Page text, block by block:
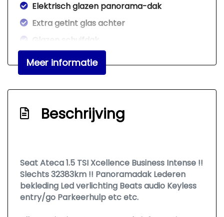
Elektrisch glazen panorama-dak
Extra getint glas achter
Glazen schuifdak
Koplampreiniging
Led achterlichten
Led dagrijverlichting
Led koplampen
Lichtmetalen velgen 18"
Panoramadak
Parkeer assistent
Parkeersensor achter
Meer informatie
Beschrijving
Seat Ateca 1.5 TSI Xcellence Business Intense !!
Slechts 32383km !! Panoramadak Lederen
bekleding Led verlichting Beats audio Keyless
entry/go Parkeerhulp etc etc.